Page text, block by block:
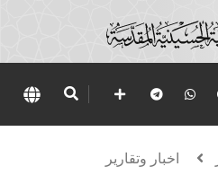
اخبار وتقارير